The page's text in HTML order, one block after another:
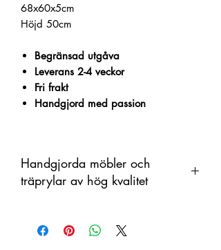
68x60x5cm
Höjd 50cm
Begränsad utgåva
Leverans 2-4 veckor
Fri frakt
Handgjord med passion
Handgjorda möbler och
träprylar av hög kvalitet
som ett organiskt material med
färgskiftningar. Därför kan skillnader